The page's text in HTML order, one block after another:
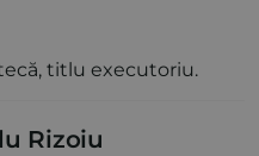
titlu executoriu.
Rizoiu